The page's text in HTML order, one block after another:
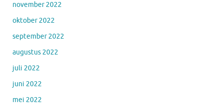
november 2022
oktober 2022
september 2022
augustus 2022
juli 2022
juni 2022
mei 2022